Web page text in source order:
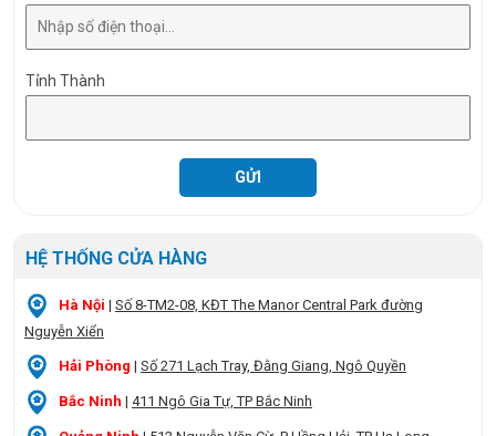
Tỉnh Thành
HỆ THỐNG CỬA HÀNG
Hà Nội | Số 8-TM2-08, KĐT The Manor Central Park đường
Nguyễn Xiển
Hải Phòng | Số 271 Lạch Tray, Đằng Giang, Ngô Quyền
Bắc Ninh | 411 Ngô Gia Tự, TP Bắc Ninh